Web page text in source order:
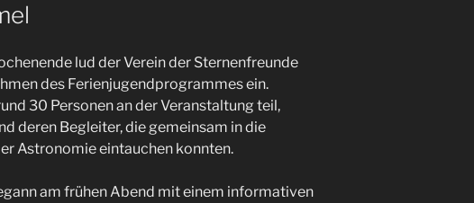
lud der Verein der Sternenfreunde
des Ferienjugendprogrammes ein.
30 Personen an der Veranstaltung teil,
deren Begleiter, die gemeinsam in die
Astronomie eintauchen konnten.
am frühen Abend mit einem informativen